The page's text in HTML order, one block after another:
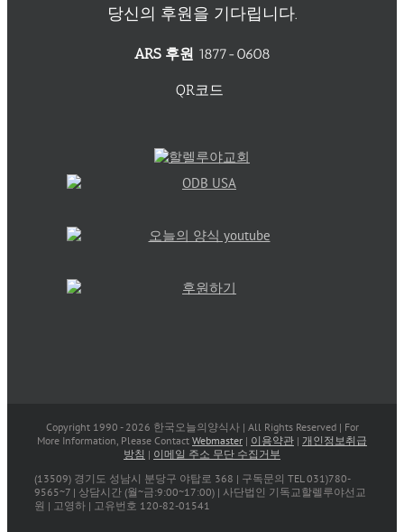
당신의 후원을 기다립니다.
ARS 후원 1877-0608
QR코드
Copyright 1990 - 2026 한국오늘의양식사 | All Rights Reserved | For
More Information, Please Contact Webmaster | 이용약관 | 개인정보취급
방침 | 이메일 주소 무단 수집거부
(13509) 경기도 성남시 분당구 야탑로 368 | 구독문의 TEL 031)780-
9565~7 | 상담시간 (월~금:9:00~17:00) | 사단법인 기독교할렐루야선교
원 | 고영하 | 고유번호 120-82-01541